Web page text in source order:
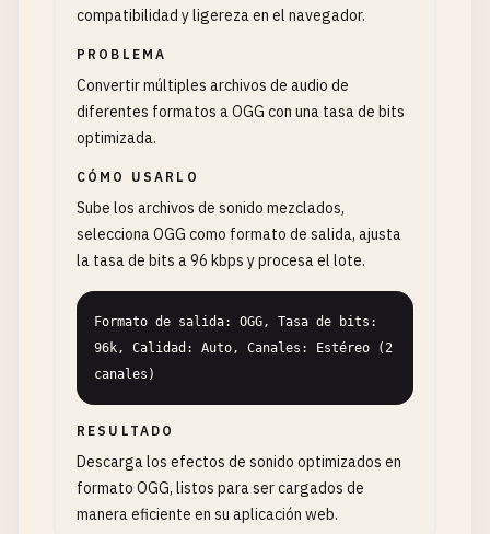
compatibilidad y ligereza en el navegador.
PROBLEMA
Convertir múltiples archivos de audio de
diferentes formatos a OGG con una tasa de bits
optimizada.
CÓMO USARLO
Sube los archivos de sonido mezclados,
selecciona OGG como formato de salida, ajusta
la tasa de bits a 96 kbps y procesa el lote.
Formato de salida: OGG, Tasa de bits:
96k, Calidad: Auto, Canales: Estéreo (2
canales)
RESULTADO
Descarga los efectos de sonido optimizados en
formato OGG, listos para ser cargados de
manera eficiente en su aplicación web.